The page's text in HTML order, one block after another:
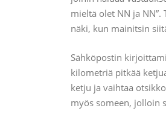
mieltä olet NN ja
näki, kun mainitsin
Sähköpostin
kilometriä pitkää
ketju ja vaihtaa
myös someen, jolloin